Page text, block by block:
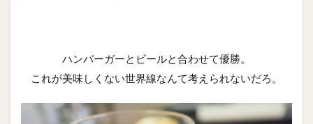
ハンバーガーとビールと合わせて優勝。
これが美味しくない世界線なんて考えられないだろ。